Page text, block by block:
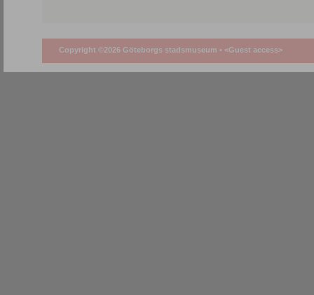
Copyright ©2026 Göteborgs stadsmuseum • <Guest access>